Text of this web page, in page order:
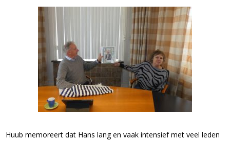
Huub memoreert dat Hans lang en vaak intensief met veel leden